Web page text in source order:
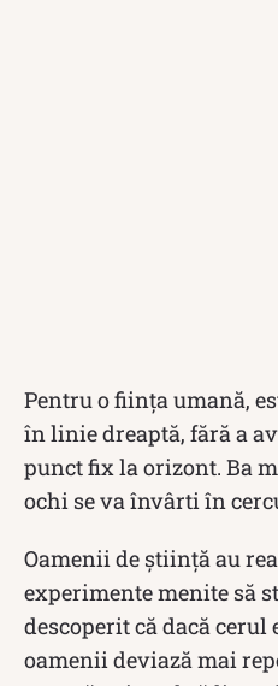
Pentru o ființa umană,
în linie dreaptă, fără a
punct fix la orizont. Ba
ochi se va învârti în
Oamenii de știință au
experimente menite să
descoperit că dacă cerul
oamenii deviază mai